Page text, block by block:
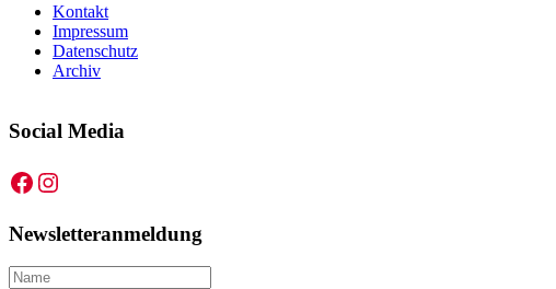
Kontakt
Impressum
Datenschutz
Archiv
Social Media
Facebook
Instagram
Newsletteranmeldung